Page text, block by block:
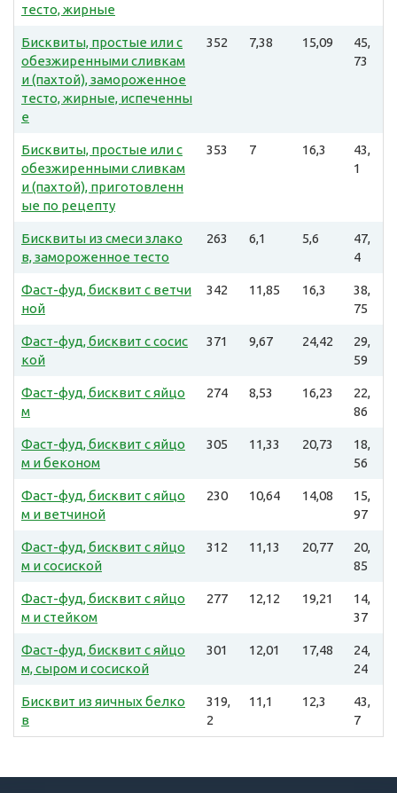
тесто, жирные
Бисквиты, простые или с
обезжиренными сливкам
и (пахтой), замороженное
тесто, жирные, испеченны
е
352 7,38 15,09
45,
73
Бисквиты, простые или с
обезжиренными сливкам
и (пахтой), приготовленн
ые по рецепту
353 7 16,3
43,
1
Бисквиты из смеси злако
в, замороженное тесто
263 6,1 5,6
47,
4
Фаст-фуд, бисквит с ветчи
ной
342 11,85 16,3
38,
75
Фаст-фуд, бисквит с сосис
кой
371 9,67 24,42
29,
59
Фаст-фуд, бисквит с яйцо
м
274 8,53 16,23
22,
86
Фаст-фуд, бисквит с яйцо
м и беконом
305 11,33 20,73
18,
56
Фаст-фуд, бисквит с яйцо
м и ветчиной
230 10,64 14,08
15,
97
Фаст-фуд, бисквит с яйцо
м и сосиской
312 11,13 20,77
20,
85
Фаст-фуд, бисквит с яйцо
м и стейком
277 12,12 19,21
14,
37
Фаст-фуд, бисквит с яйцо
м, сыром и сосиской
301 12,01 17,48
24,
24
Бисквит из яичных белко
в
319,
2
11,1 12,3
43,
7